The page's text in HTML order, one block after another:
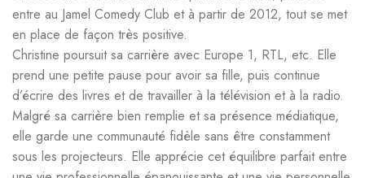
entre au Jamel Comedy Club et à partir de 2012, tout se met
en place de façon très positive.
Christine poursuit sa carrière avec Europe 1, RTL, etc. Elle
prend une petite pause pour avoir sa fille, puis continue
d’écrire des livres et de travailler à la télévision et à la radio.
Malgré sa carrière bien remplie et sa présence médiatique,
elle garde une communauté fidèle sans être constamment
sous les projecteurs. Elle apprécie cet équilibre parfait entre